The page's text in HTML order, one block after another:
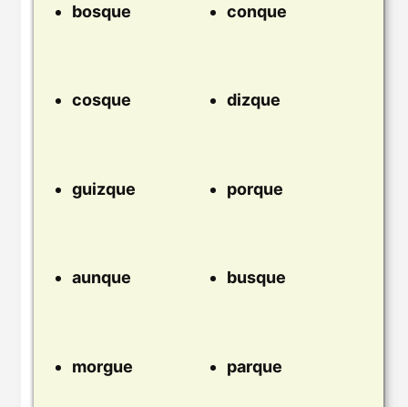
bosque conque
cosque dizque
guizque porque
aunque busque
morgue parque